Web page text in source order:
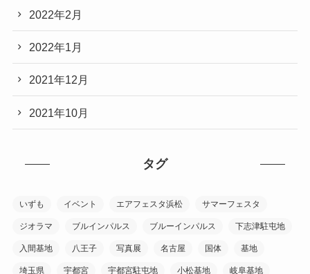
2022年2月
2022年1月
2021年12月
2021年10月
タグ
いずも イベント エアフェスタ浜松 サマーフェスタ
ジオラマ ブルインパルス ブルーインパルス 下志津駐屯地
入間基地 八王子 写真展 名古屋 国体 基地
埼玉県 宇都宮 宇都宮駐屯地 小松基地 岐阜基地